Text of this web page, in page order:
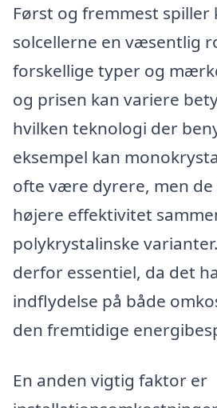
Først og fremmest spiller
solcellerne en væsentlig
forskellige typer og
og prisen kan variere
hvilken teknologi der
eksempel kan
ofte være dyrere, men
højere effektivitet
polykrystalinske
derfor essentiel, da det
indflydelse på både
den fremtidige
En anden vigtig faktor er